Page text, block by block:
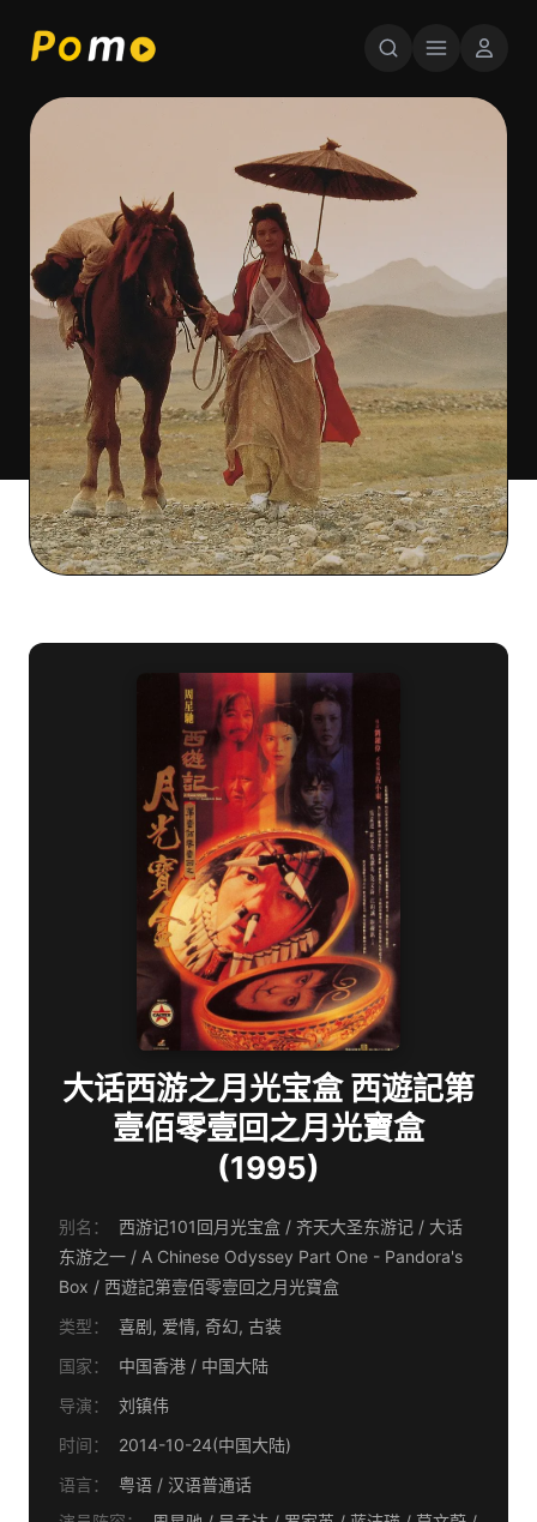
大话西游之月光宝盒 西遊記第
壹佰零壹回之月光寶盒
(1995)
别名：
西游记101回月光宝盒 / 齐天大圣东游记 / 大话
东游之一 / A Chinese Odyssey Part One - Pandora's
Box / 西遊記第壹佰零壹回之月光寶盒
类型：
喜剧, 爱情, 奇幻, 古装
国家：
中国香港 / 中国大陆
导演：
刘镇伟
时间：
2014-10-24(中国大陆)
语言：
粤语 / 汉语普通话